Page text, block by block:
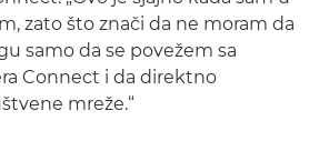
zato što znači da ne moram da
samo da se povežem sa
Connect i da direktno
mreže.“